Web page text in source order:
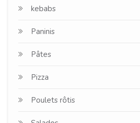
kebabs
Paninis
Pâtes
Pizza
Poulets rôtis